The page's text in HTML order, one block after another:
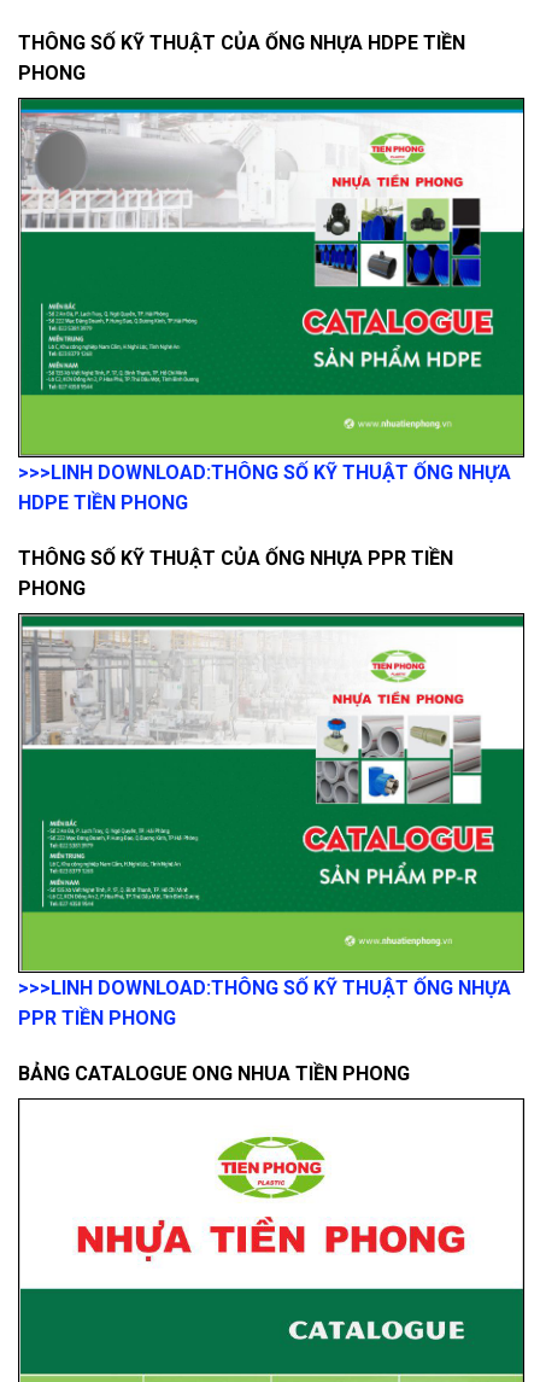
THÔNG SỐ KỸ THUẬT CỦA ỐNG NHỰA HDPE TIỀN
PHONG
>>>LINH DOWNLOAD:THÔNG SỐ KỸ THUẬT ỐNG NHỰA
HDPE TIỀN PHONG
THÔNG SỐ KỸ THUẬT CỦA ỐNG NHỰA PPR TIỀN
PHONG
>>>LINH DOWNLOAD:THÔNG SỐ KỸ THUẬT ỐNG NHỰA
PPR TIỀN PHONG
BẢNG CATALOGUE ONG NHUA TIỀN PHONG